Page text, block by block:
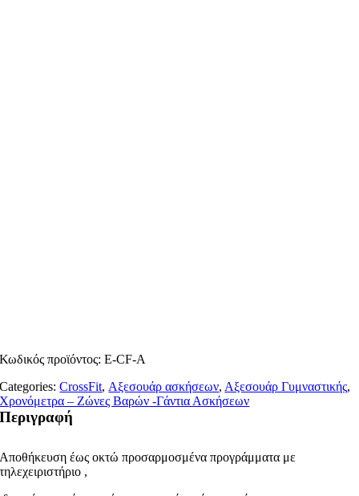
Κωδικός προϊόντος:E-CF-A
Categories:CrossFit,Αξεσουάρ ασκήσεων,Αξεσουάρ Γυμναστικής,
Χρονόμετρα – Ζώνες Βαρών -Γάντια Ασκήσεων
Περιγραφή
Αποθήκευση έως οκτώ προσαρμοσμένα προγράμματα με
τηλεχειριστήριο ,